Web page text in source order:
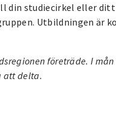
din studiecirkel eller ditt
Utbildningen är
företräde. I mån
att delta.